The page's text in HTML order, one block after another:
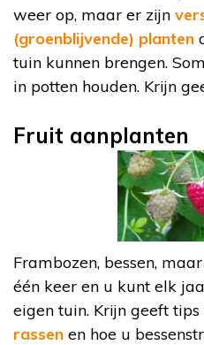
weer op, maar er zijn
(groenblijvende) planten
tuin kunnen brengen.
in potten houden. Krijn
Fruit aanplanten
Frambozen, bessen,
één keer en u kunt elk
eigen tuin. Krijn geeft tips
rassen en hoe u